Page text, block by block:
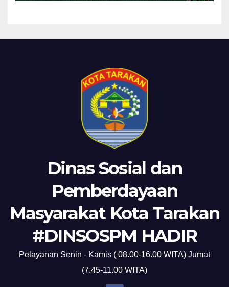
Dinas Sosial dan
Pemberdayaan
Masyarakat Kota Tarakan
#DINSOSPM HADIR
Pelayanan Senin - Kamis ( 08.00-16.00 WITA) Jumat
(7.45-11.00 WITA)